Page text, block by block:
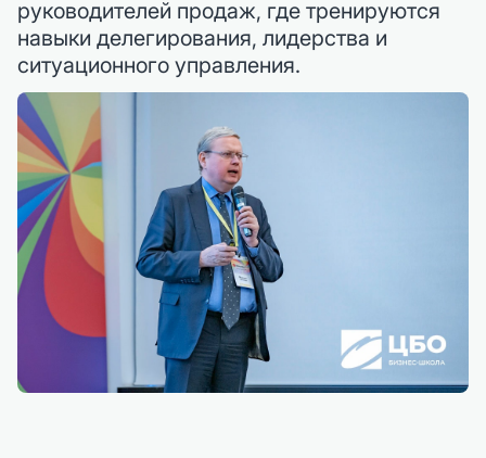
руководителей продаж, где тренируются
навыки делегирования, лидерства и
ситуационного управления.